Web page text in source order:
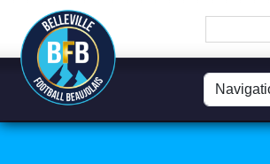
Panneau de gestion des cookies